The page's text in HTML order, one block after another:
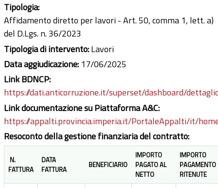
Tipologia:
Affidamento diretto per lavori - Art. 50, comma 1, lett. a)
del D.Lgs. n. 36/2023
Tipologia di intervento:Lavori
Data aggiudicazione: 17/06/2025
Link BDNCP:
https://dati.anticorruzione.it/superset/dashboard/
Link documentazione su Piattaforma A&C:
https://appalti.provincia.imperia.it/PortaleAppalti/it/
Resoconto della gestione finanziaria del contratto:
N.
FATTURA
DATA
FATTURA
BENEFICIARIO
IMPORTO
PAGATO AL
NETTO
IMPORTO
PAGAMENTO
RITENUTE